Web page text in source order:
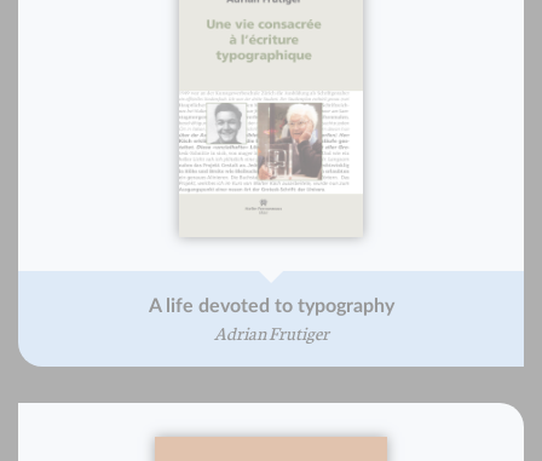
A life devoted to typography
Adrian Frutiger